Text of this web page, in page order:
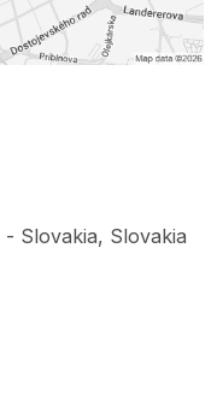
- Slovakia, Slovakia